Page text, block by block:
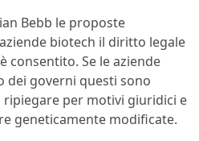
Bebb le proposte
biotech il diritto legale
consentito. Se le aziende
dei governi questi sono
per motivi giuridici e
geneticamente modificate.